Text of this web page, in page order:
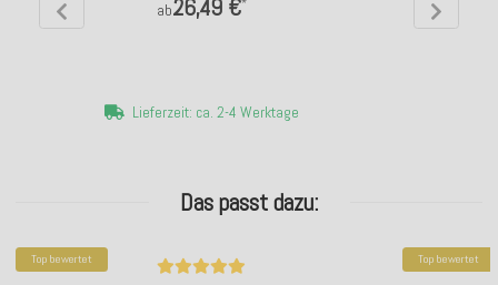
ab26,49 €
Lieferzeit: ca. 2-4 Werktage
Das passt dazu:
Top bewertet Top bewertet